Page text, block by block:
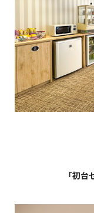
「初台